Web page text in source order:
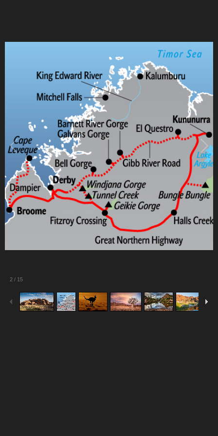
2 / 15